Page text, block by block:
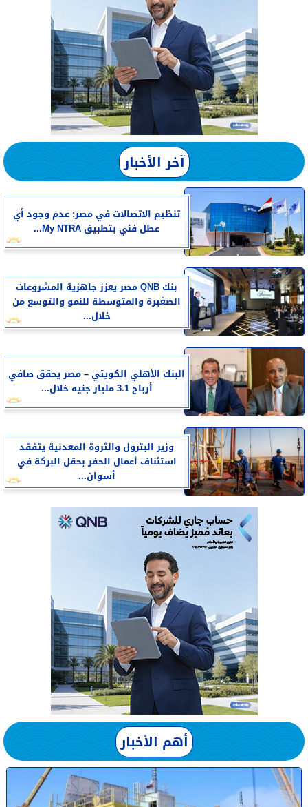
آخر الأخبار
تنظيم الاتصالات في مصر: عدم وجود أي
عطل فني بتطبيق My NTRA...
بنك QNB مصر يعزز جاهزية المشروعات
الصغيرة والمتوسطة للنمو والتوسع من
خلال...
البنك الأهلي الكويتي – مصر يحقق صافي
أرباح 3.1 مليار جنيه خلال...
وزير البترول والثروة المعدنية يتفقد
استئناف أعمال الحفر بحقل البركة في
أسوان...
أهم الأخبار